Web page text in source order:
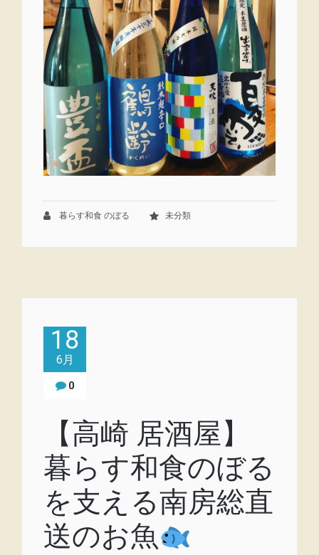
暮らす和食 のぼる 未分類
18
6月
0
【高崎 居酒屋】
暮らす和食のぼる
を支える南房総直
送のお魚